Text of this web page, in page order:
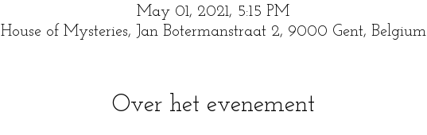
May 01, 2021, 5:15 PM
House of Mysteries, Jan Botermanstraat 2, 9000 Gent, Belgium
Over het evenement